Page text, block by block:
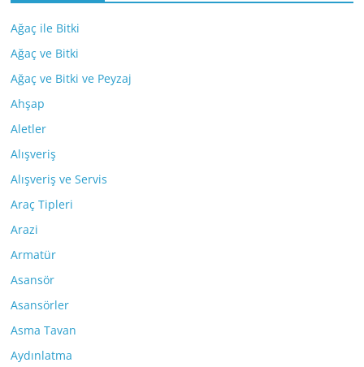
Ağaç ile Bitki
Ağaç ve Bitki
Ağaç ve Bitki ve Peyzaj
Ahşap
Aletler
Alışveriş
Alışveriş ve Servis
Araç Tipleri
Arazi
Armatür
Asansör
Asansörler
Asma Tavan
Aydınlatma